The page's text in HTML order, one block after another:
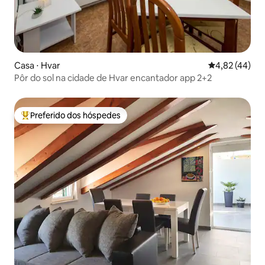
Casa ⋅ Hvar 4,82 de uma
4,82 (44)
Pôr do sol na cidade de Hvar encantador app 2+2
Entre os melhores preferidos dos hóspedes
Preferido dos hóspedes